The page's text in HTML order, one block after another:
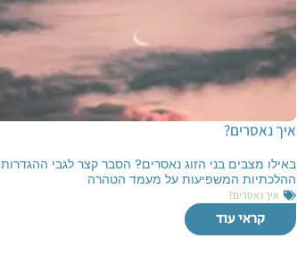
איך נאסרים?
באילו מצבים בני הזוג נאסרים? הסבר קצר לגבי ההגדרות
ההלכתיות המשפיעות על מעמד הטהרה
איך נאסרים?
קראי עוד